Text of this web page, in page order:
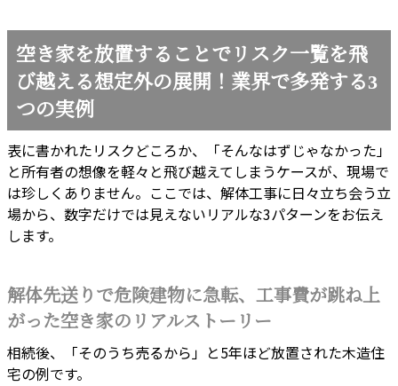
空き家を放置することでリスク一覧を飛
び越える想定外の展開！業界で多発する3
つの実例
表に書かれたリスクどころか、「そんなはずじゃなかった」
と所有者の想像を軽々と飛び越えてしまうケースが、現場で
は珍しくありません。ここでは、解体工事に日々立ち会う立
場から、数字だけでは見えないリアルな3パターンをお伝え
します。
解体先送りで危険建物に急転、工事費が跳ね上
がった空き家のリアルストーリー
相続後、「そのうち売るから」と5年ほど放置された木造住
宅の例です。